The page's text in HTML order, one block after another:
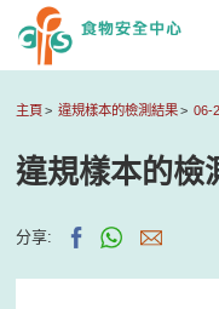
主頁 違規樣本的檢測結果 06-
違規樣本的檢
分享: